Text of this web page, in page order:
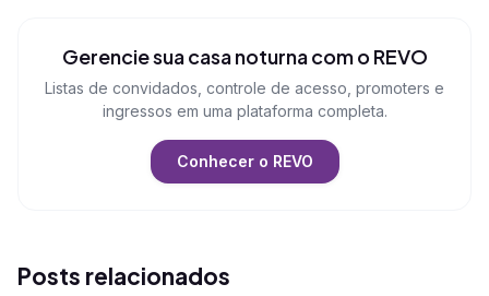
Gerencie sua casa noturna com o REVO
Listas de convidados, controle de acesso, promoters e
ingressos em uma plataforma completa.
Conhecer o REVO
Posts relacionados